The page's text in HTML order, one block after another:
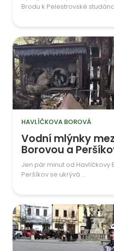
Brodu k Pelestrovské
HAVLÍČKOVA BOROVÁ
Vodní mlýnky
Borovou a
Jen pár minut od Havlíčkovy
Peršíkov se ukrývá ...